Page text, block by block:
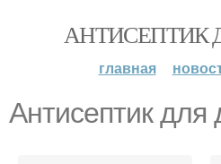
АНТИСЕПТИК
главная
Антисептик для